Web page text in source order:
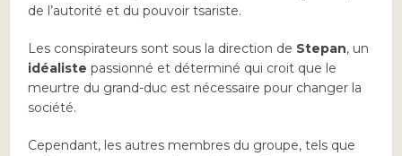
de l’autorité et du pouvoir tsariste.
Les conspirateurs sont sous la direction de Stepan, un
idéaliste passionné et déterminé qui croit que le
meurtre du grand-duc est nécessaire pour changer la
société.
Cependant, les autres membres du groupe, tels que